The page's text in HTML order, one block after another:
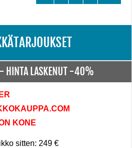
HINTA LASKENUT -40%
KONE
sitten: 249 €